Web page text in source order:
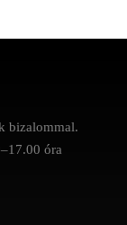
bizalommal.
óra